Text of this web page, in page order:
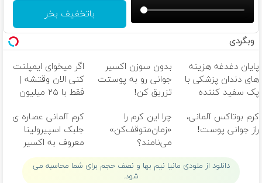
باتخفیف بخر
وبگردی
پایان دغدغه هزینه
های دندان پزشکی با
پک سفید کننده
بدون سوزن اکسیر
جوانی رو به پوستت
تزریق کن!
اگر میخوای ایمپلنت
کنی الان وقتشه |
فقط با ۲۵ میلیون
کرم بوتاکس آلمانی،
راز جوانی پوست!
چرا این کرم را
«زمان‌متوقف‌کن»
می‌نامند؟
کرم آلمانی عصاره ی
جلبک اسپیرولینا
معروف به اکسیر
جوانی!!
دانلود از ملودی مانیا نیم بها و نصف حجم برای شما محاسبه می
شود.